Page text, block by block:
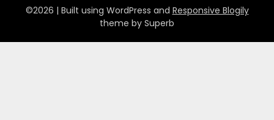
©2026 | Built using WordPress and Responsive Blogily
theme by Superb